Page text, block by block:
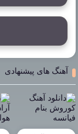
آهنگ های پیشنهادی